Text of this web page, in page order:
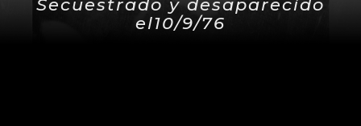
Secuestrado y desaparecido
el10/9/76